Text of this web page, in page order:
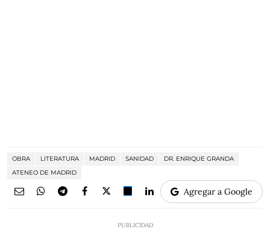
OBRA LITERATURA MADRID SANIDAD
DR. ENRIQUE GRANDA
ATENEO DE MADRID
Agregar a Google